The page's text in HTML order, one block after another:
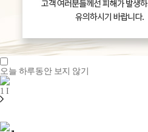
오늘 하루동안 보지 않기
1 I